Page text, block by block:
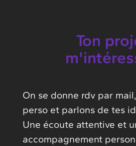
Ton
On se donne rdv par
perso et parlons de tes
Une écoute attentive et
accompagnement